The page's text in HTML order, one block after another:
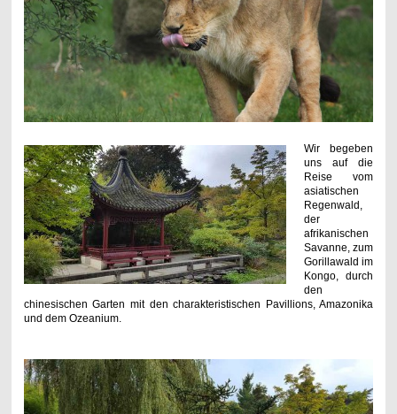
Wir begeben
uns auf die
Reise vom
asiatischen
Regenwald,
der
afrikanischen
Savanne, zum
Gorillawald im
Kongo, durch
den
chinesischen Garten mit den charakteristischen Pavillions, Amazonika
und dem Ozeanium.